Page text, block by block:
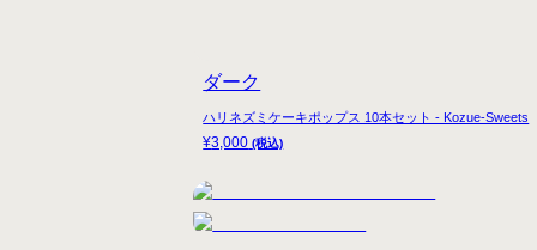
¥3,000 (税込)
ハリネズミケーキポップス 10本セット - Kozue-Sweets
ダーク